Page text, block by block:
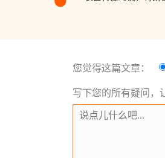
您觉得这篇文章：
写下您的所有疑问，